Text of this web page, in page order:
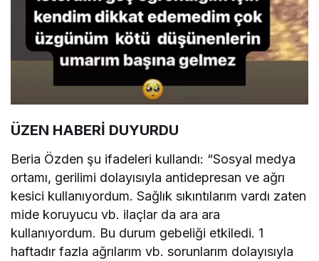
ÜZEN HABERİ DUYURDU
Beria Özden şu ifadeleri kullandı: “Sosyal medya
ortamı, gerilimi dolayısıyla antidepresan ve ağrı
kesici kullanıyordum. Sağlık sıkıntılarım vardı zaten
mide koruyucu vb. ilaçlar da ara ara
kullanıyordum. Bu durum gebeliği etkiledi. 1
haftadır fazla ağrılarım vb. sorunlarım dolayısıyla